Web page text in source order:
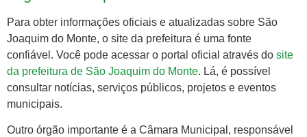
Para obter informações oficiais e atualizadas sobre São
Joaquim do Monte, o site da prefeitura é uma fonte
confiável. Você pode acessar o portal oficial através do site
da prefeitura de São Joaquim do Monte. Lá, é possível
consultar notícias, serviços públicos, projetos e eventos
municipais.
Outro órgão importante é a Câmara Municipal, responsável